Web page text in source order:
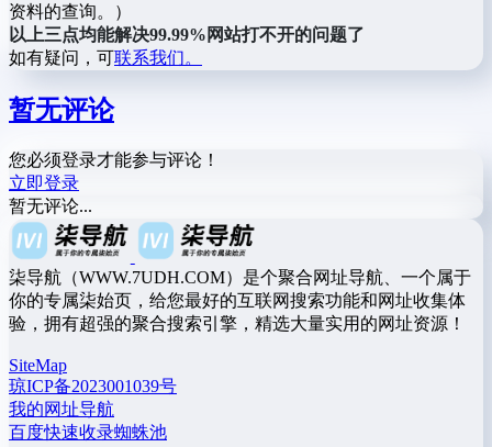
资料的查询。）
以上三点均能解决99.99%网站打不开的问题了
如有疑问，可联系我们。
暂无评论
您必须登录才能参与评论！
立即登录
暂无评论...
柒导航（WWW.7UDH.COM）是个聚合网址导航、一个属于
你的专属柒始页，给您最好的互联网搜索功能和网址收集体
验，拥有超强的聚合搜索引擎，精选大量实用的网址资源！
SiteMap
琼ICP备2023001039号
我的网址导航
百度快速收录蜘蛛池